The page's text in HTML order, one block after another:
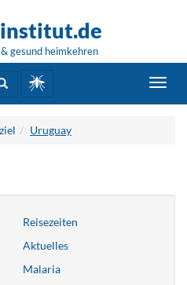
institut.de
gesund heimkehren
Uruguay
Reisezeiten
Aktuelles
Malaria